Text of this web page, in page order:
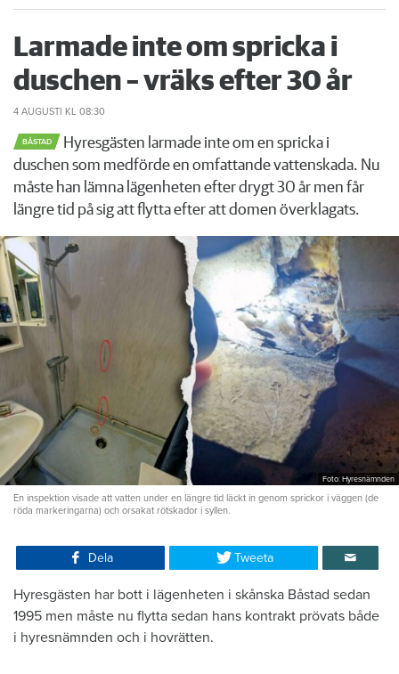
Larmade inte om spricka i
duschen – vräks efter 30 år
4 AUGUSTI KL 08:30
BÅSTAD
Hyresgästen larmade inte om en spricka i
duschen som medförde en omfattande vattenskada. Nu
måste han lämna lägenheten efter drygt 30 år men får
längre tid på sig att flytta efter att domen överklagats.
Foto: Hyresnämnden
En inspektion visade att vatten under en längre tid läckt in genom sprickor i väggen (de
röda markeringarna) och orsakat rötskador i syllen.
Dela Tweeta
Hyresgästen har bott i lägenheten i skånska Båstad sedan
1995 men måste nu flytta sedan hans kontrakt prövats både
i hyresnämnden och i hovrätten.